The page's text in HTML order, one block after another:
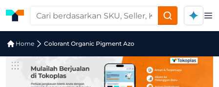
Home Colorant Organic Pigment Azo
Jual Colorant Organic Pigment Azo |